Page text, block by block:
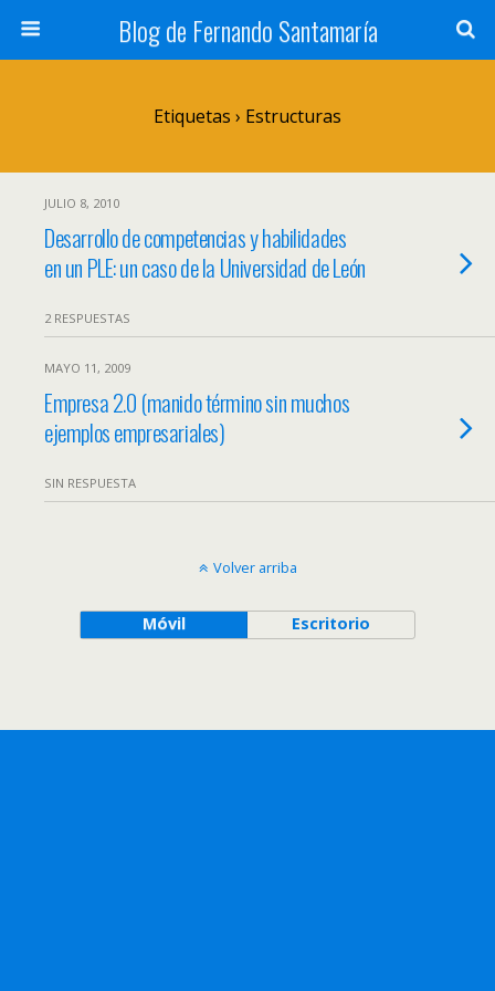
Blog de Fernando Santamaría
Etiquetas › Estructuras
JULIO 8, 2010
Desarrollo de competencias y habilidades
en un PLE: un caso de la Universidad de León
2 RESPUESTAS
MAYO 11, 2009
Empresa 2.0 (manido término sin muchos
ejemplos empresariales)
SIN RESPUESTA
Volver arriba
Móvil Escritorio